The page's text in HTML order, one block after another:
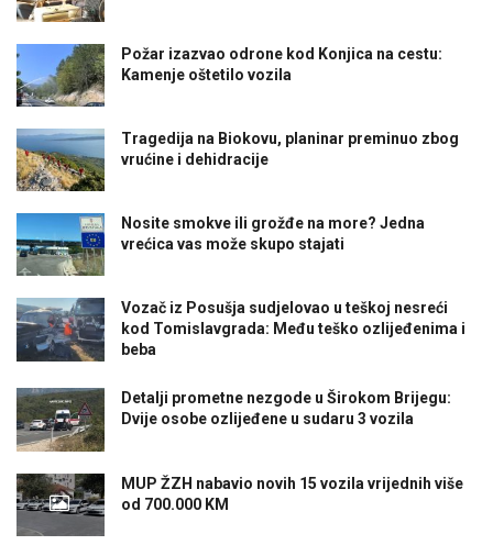
Požar izazvao odrone kod Konjica na cestu:
Kamenje oštetilo vozila
Tragedija na Biokovu, planinar preminuo zbog
vrućine i dehidracije
Nosite smokve ili grožđe na more? Jedna
vrećica vas može skupo stajati
Vozač iz Posušja sudjelovao u teškoj nesreći
kod Tomislavgrada: Među teško ozlijeđenima i
beba
Detalji prometne nezgode u Širokom Brijegu:
Dvije osobe ozlijeđene u sudaru 3 vozila
MUP ŽZH nabavio novih 15 vozila vrijednih više
od 700.000 KM